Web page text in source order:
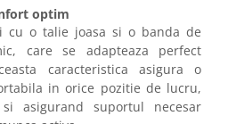
optim
cu o talie joasa si o banda de
care se adapteaza perfect
caracteristica asigura o
in orice pozitie de lucru,
asigurand suportul necesar